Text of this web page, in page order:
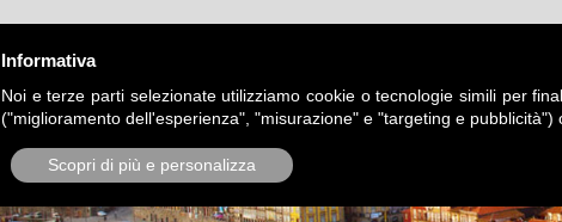
CHI SIAMO
Informativa
Noi e terze parti selezionate utilizziamo cookie o tecnologie simili per
("miglioramento dell'esperienza", "misurazione" e "targeting e pubblicità")
Scopri di più e personalizza